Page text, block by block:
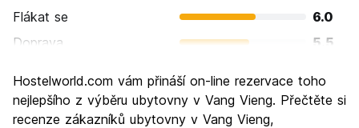
Flákat se
6.0
Doprava
5.5
Kultura
4.5
Noční život
Hostelworld.com vám přináší on-line rezervace toho
nejlepšího z výběru ubytovny v Vang Vieng. Přečtěte si
recenze zákazníků ubytovny v Vang Vieng,